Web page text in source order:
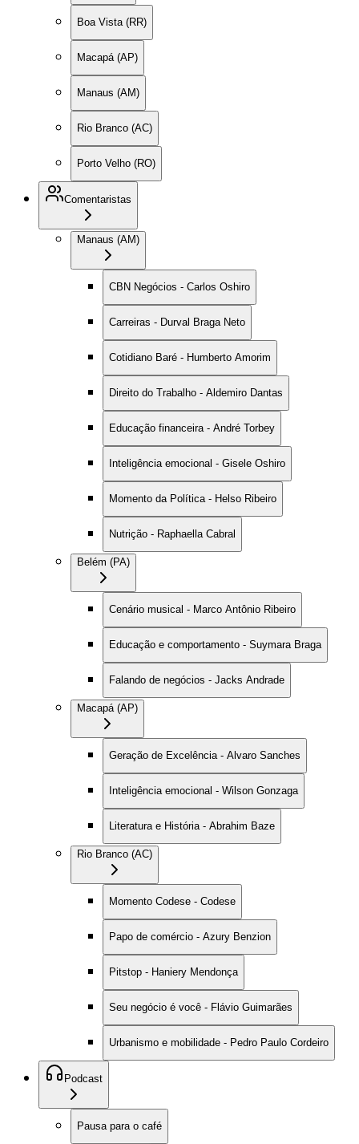
Boa Vista (RR)
Macapá (AP)
Manaus (AM)
Rio Branco (AC)
Porto Velho (RO)
Comentaristas
Manaus (AM)
CBN Negócios - Carlos Oshiro
Carreiras - Durval Braga Neto
Cotidiano Baré - Humberto Amorim
Direito do Trabalho - Aldemiro Dantas
Educação financeira - André Torbey
Inteligência emocional - Gisele Oshiro
Momento da Política - Helso Ribeiro
Nutrição - Raphaella Cabral
Belém (PA)
Cenário musical - Marco Antônio Ribeiro
Educação e comportamento - Suymara Braga
Falando de negócios - Jacks Andrade
Macapá (AP)
Geração de Excelência - Alvaro Sanches
Inteligência emocional - Wilson Gonzaga
Literatura e História - Abrahim Baze
Rio Branco (AC)
Momento Codese - Codese
Papo de comércio - Azury Benzion
Pitstop - Haniery Mendonça
Seu negócio é você - Flávio Guimarães
Urbanismo e mobilidade - Pedro Paulo Cordeiro
Podcast
Pausa para o café